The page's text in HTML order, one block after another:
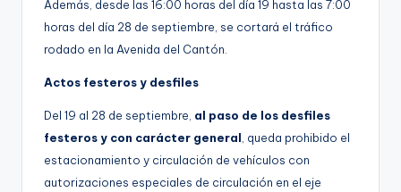
Además, desde las 16:00 horas del día 19 hasta las 7:00
horas del día 28 de septiembre, se cortará el tráfico
rodado en la Avenida del Cantón.
Actos festeros y desfiles
Del 19 al 28 de septiembre, al paso de los desfiles
festeros y con carácter general, queda prohibido el
estacionamiento y circulación de vehículos con
autorizaciones especiales de circulación en el eje